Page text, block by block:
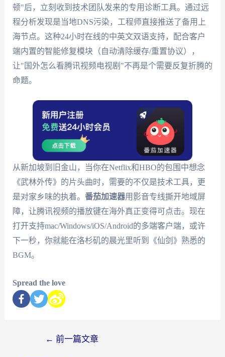
顿"后，立刻收到技术团队发来的专用诊断工具。通过远
程分析发现是当地DNS污染，工程师直接推送了备用上
海节点。这种24小时在线的中英文双语支持，配合客户
端内置的智能修复模块（自动清除缓存/重置协议），
让"国外怎么看腾讯视频电视剧"不再是个需要反复折腾的
命题。
从新加坡到旧金山，当你在Netflix和HBO的包围中想念
《武林外传》的片头曲时，需要的不仅是技术工具，更
是对家乡味的执着。 番茄加速器用影音专线撕开地域屏
障，让腾讯视频的播放键在海外真正变得可点击。现在
打开支持mac/Windows/iOS/Android的多端客户端，或许
下一秒，你就能在洛杉矶的晨光里听到《仙剑》熟悉的
BGM。
Spread the love
← 前一篇文章